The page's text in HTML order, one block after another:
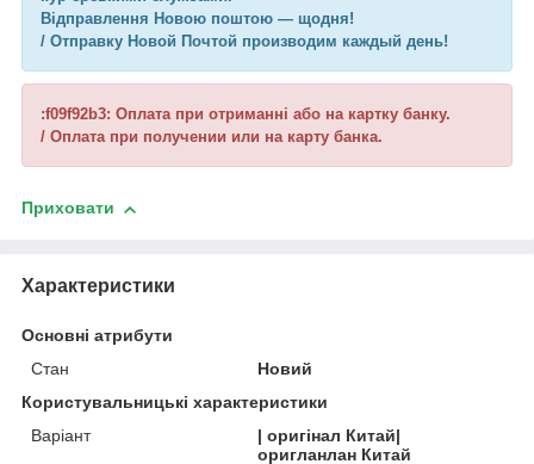
Відправлення Новою поштою — щодня!
/ Отправку Новой Почтой производим каждый день!
:f09f92b3: Оплата при отриманні або на картку банку.
/ Оплата при получении или на карту банка.
Приховати
Характеристики
Основні атрибути
Стан
Новий
Користувальницькі характеристики
Варіант
| оригінал Китай|
оригланлан Китай